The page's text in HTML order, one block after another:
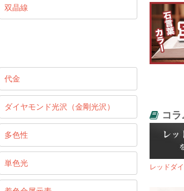
双晶線
代金
ダイヤモンド光沢（金剛光沢）
多色性
単色光
コラ
レッドダ